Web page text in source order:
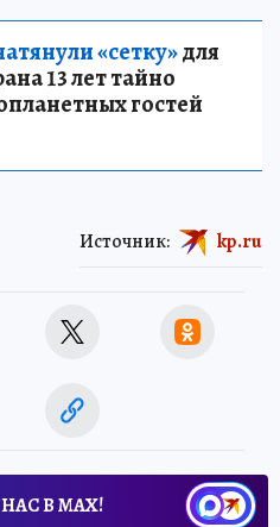
«сетку»для
13 лет тайно
гостей
Источник: kp.ru
В МАХ!